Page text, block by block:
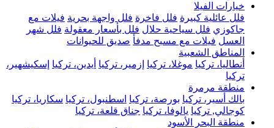
خيارات الفيلا
فلل عائلية كبيرة فلل فاخرة فلل واجهة بحرية فيلات مع
جاكوزي فلل سياحية حلال فلل بأسعار معقولة فلل شهر
العسل فيلات مع مسبح مدفأ صديق للحيوانات
المناطق الشعبية
أنطاليا، تركيا موغلا، تركيا إزمير، تركيا أيدين، تركيا إسكيشهير،
تركيا
منطقة مرمرة
بالك أسير، تركيا بورصة، تركيا اسطنبول، تركيا سكاريا، تركيا
كوجالي, تركيا يالوفا، تركيا جناق قلعة، تركيا
منطقة البحر الأسود